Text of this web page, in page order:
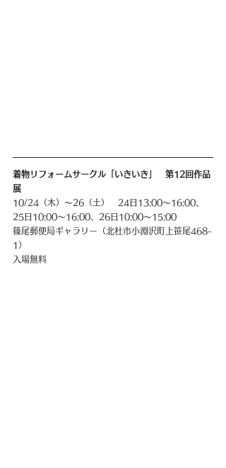
着物リフォームサークル「いきいき」　第12回作品
展
10/24（木）〜26（土）　24日13:00〜16:00、
25日10:00〜16:00、26日10:00〜15:00
篠尾郵便局ギャラリー（北杜市小淵沢町上笹尾468-
1）
入場無料